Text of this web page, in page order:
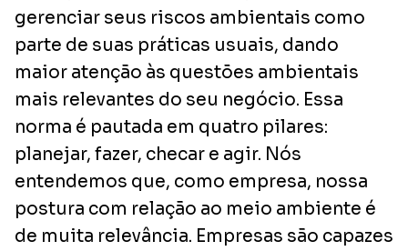
gerenciar seus riscos ambientais como
parte de suas práticas usuais, dando
maior atenção às questões ambientais
mais relevantes do seu negócio. Essa
norma é pautada em quatro pilares:
planejar, fazer, checar e agir. Nós
entendemos que, como empresa, nossa
postura com relação ao meio ambiente é
de muita relevância. Empresas são capazes